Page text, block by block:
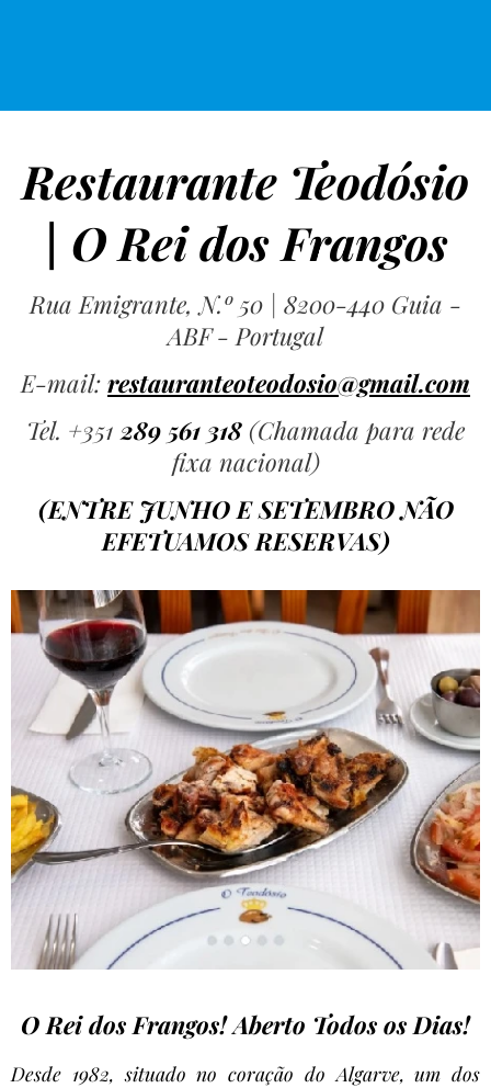
Restaurante Teodósio
| O Rei dos Frangos
Rua Emigrante, N.º 50 | 8200-440 Guia -
ABF - Portugal
E-mail: restauranteoteodosio@gmail.com
Tel. +351 289 561 318 (Chamada para rede
fixa nacional)
(ENTRE JUNHO E SETEMBRO NÃO
EFETUAMOS RESERVAS)
O Rei dos Frangos! Aberto Todos os Dias!
Desde 1982, situado no coração do Algarve, um dos